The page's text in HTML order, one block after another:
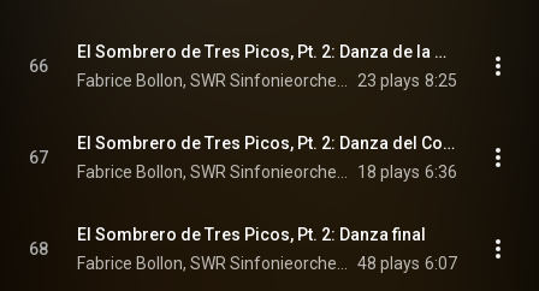
66
El Sombrero de Tres Picos, Pt. 2: Danza de la Molinero
23 plays 8:25
67
El Sombrero de Tres Picos, Pt. 2: Danza del Corregidor
18 plays 6:36
68
El Sombrero de Tres Picos, Pt. 2: Danza final
48 plays 6:07